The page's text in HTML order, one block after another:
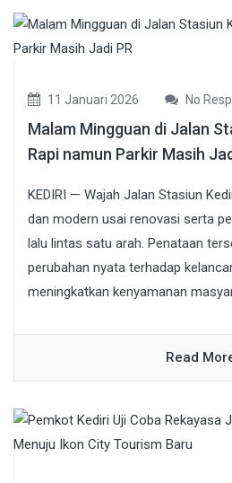
11 Januari 2026 No
Malam Mingguan di Jalan
Rapi namun Parkir Masih
KEDIRI — Wajah Jalan Stasiun
dan modern usai renovasi serta
lalu lintas satu arah. Penataan
perubahan nyata terhadap
meningkatkan kenyamanan
Read